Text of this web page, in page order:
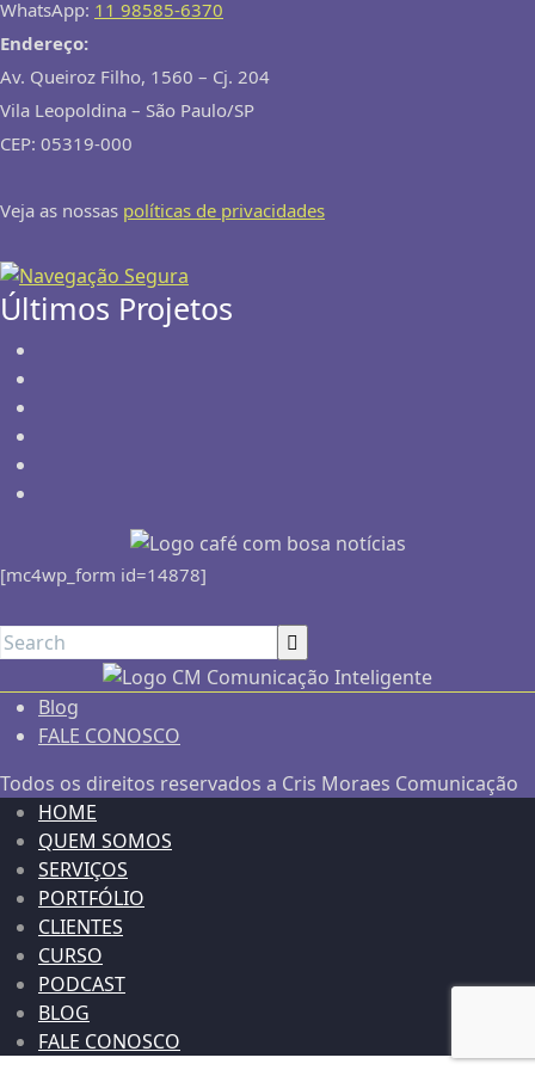
co-fundador da TISMOO
WhatsApp: 11 98585-6370
Endereço:
Av. Queiroz Filho, 1560 – Cj. 204
Vila Leopoldina – São Paulo/SP
CEP: 05319-000
Veja as nossas políticas de privacidades
Últimos Projetos
[mc4wp_form id=14878]
Blog
FALE CONOSCO
Todos os direitos reservados a Cris Moraes Comunicação
HOME
QUEM SOMOS
SERVIÇOS
PORTFÓLIO
CLIENTES
CURSO
PODCAST
BLOG
FALE CONOSCO